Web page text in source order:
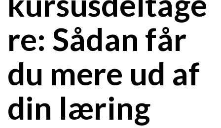
re: Sådan får
du mere ud af
din læring